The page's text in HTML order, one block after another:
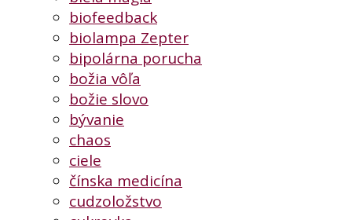
biofeedback
biolampa Zepter
bipolárna porucha
božia vôľa
božie slovo
bývanie
chaos
ciele
čínska medicína
cudzoložstvo